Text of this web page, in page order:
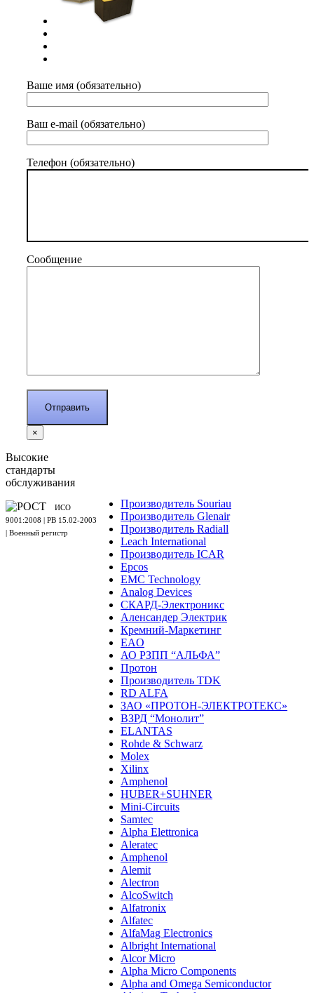
Ваше имя (обязательно)
Ваш e-mail (обязательно)
Телефон (обязательно)
Сообщение
×
Производитель Souriau
Производитель Glenair
Производитель Radiall
Leach International
Производитель ICAR
Epcos
EMC Technology
Analog Devices
СКАРД-Электроникс
Аленсандер Электрик
Кремний-Маркетинг
EAO
АО РЗПП “АЛЬФА”
Протон
Производитель TDK
RD ALFA
ЗАО «ПРОТОН-ЭЛЕКТРОТЕКС»
ВЗРД “Монолит”
ELANTAS
Rohde & Schwarz
Molex
Xilinx
Amphenol
HUBER+SUHNER
Mini-Circuits
Samtec
Alpha Elettronica
Aleratec
Amphenol
Alemit
Alectron
AlcoSwitch
Alfatronix
Alfatec
AlfaMag Electronics
Albright International
Alcor Micro
Alpha Micro Components
Alpha and Omega Semiconductor
Высокие
стандарты
обслуживания
ИСО
9001:2008 | PB 15.02-2003
| Военный регистр